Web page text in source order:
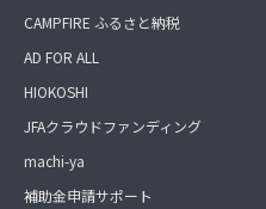
CAMPFIRE ふるさと納税
AD FOR ALL
HIOKOSHI
JFAクラウドファンディング
machi-ya
補助金申請サポート